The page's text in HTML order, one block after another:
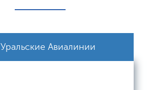
Уральские Авиалинии